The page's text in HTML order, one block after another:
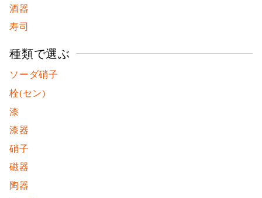
酒器
寿司
種類で選ぶ
ソーダ硝子
栓(セン)
漆
漆器
硝子
磁器
陶器